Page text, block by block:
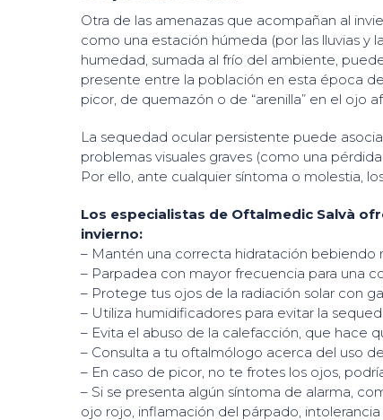
Otra de las amenazas que acompañan al
como una estación húmeda (por las lluvias y
humedad, sumada al frío del ambiente,
presente entre la población en esta época
picor, de quemazón o de “arenilla” en el ojo
La sequedad ocular persistente puede
problemas visuales graves (como una
Por ello, ante cualquier síntoma o molestia,
Los especialistas de Oftalmedic Salvà
invierno:
– Mantén una correcta hidratación bebiendo
– Parpadea con mayor frecuencia para una
– Protege tus ojos de la radiación solar con
– Utiliza humidificadores para evitar la
– Evita el abuso de la calefacción, que hace
– Consulta a tu oftalmólogo acerca del uso
– En caso de picor, no te frotes los ojos,
– Si se presenta algún síntoma de alarma,
ojo rojo, inflamación del párpado,